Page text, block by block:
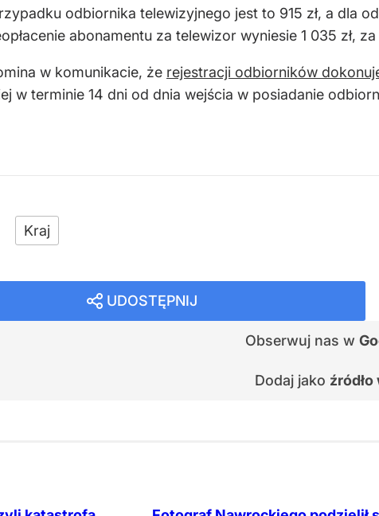
odbiornika telewizyjnego jest to 915 zł, a dla
abonamentu za telewizor wyniesie 1 035 zł,
w komunikacie, że rejestracji odbiorników
w terminie 14 dni od dnia wejścia w posiadanie
Kraj
UDOSTĘPNIJ
Obserwuj nas w
Dodaj jako źródło